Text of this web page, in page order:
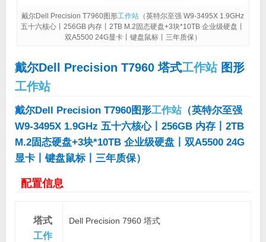
戴尔Dell Precision T7960图形工作站 （英特尔至强 W9-3495X 1.9GHz
五十六核心丨256GB 内存丨2TB M.2固态硬盘+3块*10TB 企业级硬盘丨
双A5500 24G显卡丨键盘鼠标丨三年质保）
戴尔Dell Precision T7960 塔式工作站图形
工作站
戴尔Dell Precision T7960图形工作站（英特尔至强
W9-3495X 1.9GHz 五十六核心丨256GB 内存丨2TB
M.2固态硬盘+3块*10TB 企业级硬盘丨双A5500 24G
显卡丨键盘鼠标丨三年质保）
配置信息
塔式
工作
Dell Precision 7960 塔式